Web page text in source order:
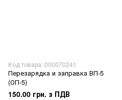
Код товара: 000070241
Перезарядка и заправка ВП-5
(ОП-5)
150.00 грн. з ПДВ